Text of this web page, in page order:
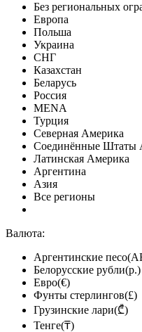
Без региональных
Европа
Польша
Украина
СНГ
Казахстан
Беларусь
Россия
MENA
Турция
Северная Америка
Соединённые Штаты
Латинская Америка
Аргентина
Азия
Все регионы
Валюта:
Аргентинские
Белорусские рубли(р.)
Евро(€)
Фунты стерлингов(£)
Грузинские лари(₾)
Тенге(₸)